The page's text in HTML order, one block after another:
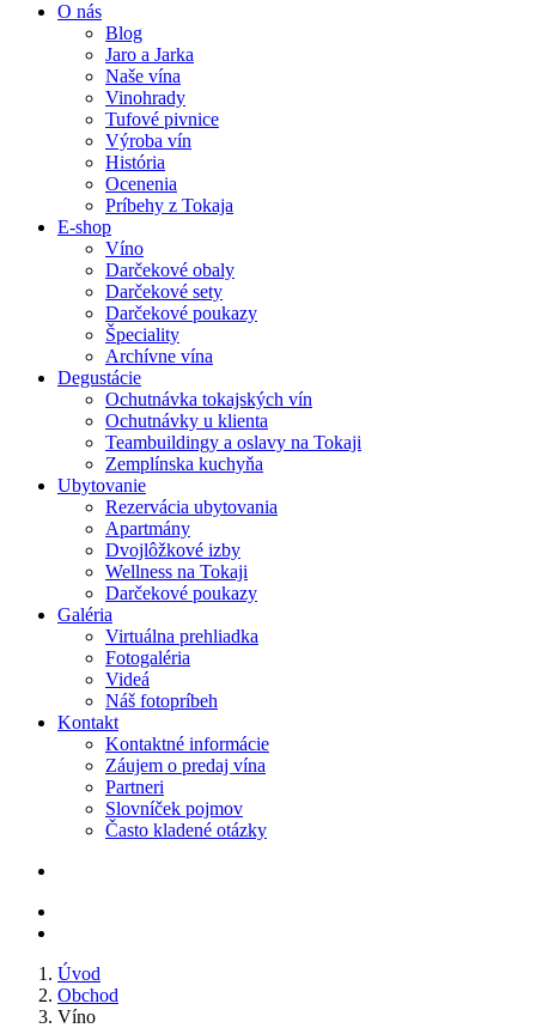
O nás
Blog
Jaro a Jarka
Naše vína
Vinohrady
Tufové pivnice
Výroba vín
História
Ocenenia
Príbehy z Tokaja
E-shop
Víno
Darčekové obaly
Darčekové sety
Darčekové poukazy
Špeciality
Archívne vína
Degustácie
Ochutnávka tokajských vín
Ochutnávky u klienta
Teambuildingy a oslavy na Tokaji
Zemplínska kuchyňa
Ubytovanie
Rezervácia ubytovania
Apartmány
Dvojlôžkové izby
Wellness na Tokaji
Darčekové poukazy
Galéria
Virtuálna prehliadka
Fotogaléria
Videá
Náš fotopríbeh
Kontakt
Kontaktné informácie
Záujem o predaj vína
Partneri
Slovníček pojmov
Často kladené otázky
Úvod
Obchod
Víno